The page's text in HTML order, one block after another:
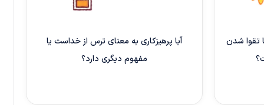
تقوا شدن
آیا پرهیزکاری به معنای ترس از خداست یا
مفهوم دیگری دارد؟